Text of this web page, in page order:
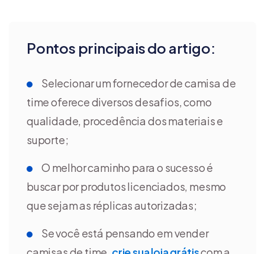
Pontos principais do artigo:
Selecionar um fornecedor de camisa de
time oferece diversos desafios, como
qualidade, procedência dos materiais e
suporte;
O melhor caminho para o sucesso é
buscar por produtos licenciados, mesmo
que sejam as réplicas autorizadas;
Se você está pensando em vender